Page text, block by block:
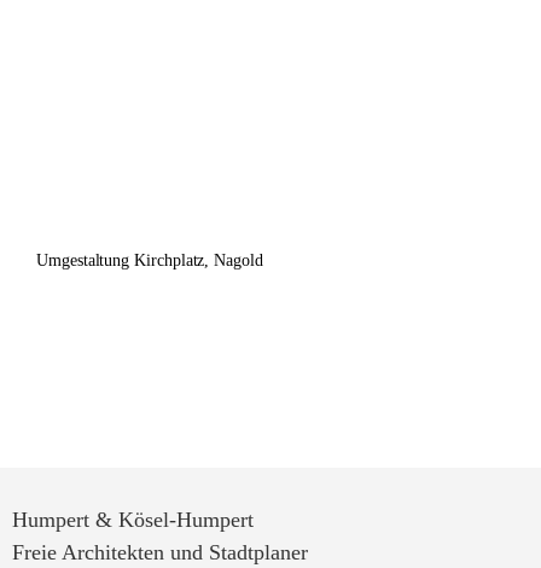
Umgestaltung Kirchplatz, Nagold
Humpert & Kösel-Humpert
Freie Architekten und Stadtplaner